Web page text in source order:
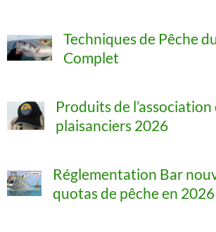
Techniques de Pêche
Complet
Produits de
plaisanciers 2026
Réglementation Bar
quotas de pêche en 2026